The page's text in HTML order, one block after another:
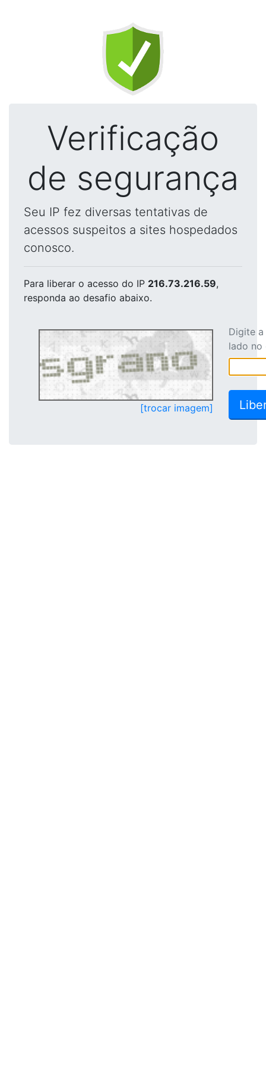
Verificação
de segurança
Seu IP fez diversas tentativas de
acessos suspeitos a sites hospedados
conosco.
Para liberar o acesso do IP 216.73.216.59,
responda ao desafio abaixo.
[trocar imagem]
Digite
lado no